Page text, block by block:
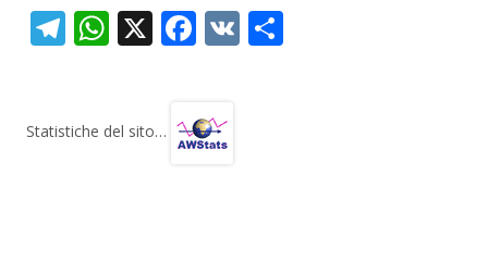
T
gr
W
s
X F
b
V
Statistiche del sito…